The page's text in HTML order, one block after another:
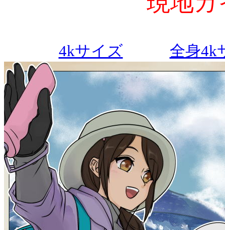
4kサイズ 全身4k